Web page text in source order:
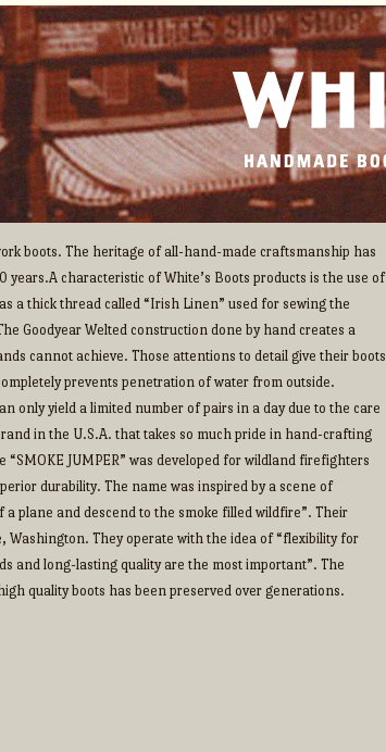
boots. The heritage of all-hand-made craftsmanship has
years.A characteristic of White’s Boots products is the use of
a thick thread called “Irish Linen” used for sewing the
Goodyear Welted construction done by hand creates a
cannot achieve. Those attentions to detail give their boots
prevents penetration of water from outside.
only yield a limited number of pairs in a day due to the care
in the U.S.A. that takes so much pride in hand-crafting
“SMOKE JUMPER” was developed for wildland firefighters
durability. The name was inspired by a scene of
plane and descend to the smoke filled wildfire”. Their
Washington. They operate with the idea of “flexibility for
and long-lasting quality are the most important”. The
quality boots has been preserved over generations.